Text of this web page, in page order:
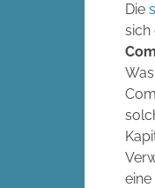
Die
sich